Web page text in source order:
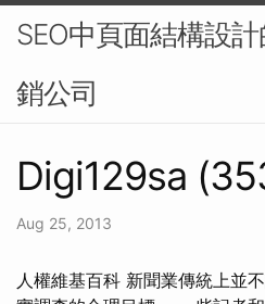
SEO中頁面結構設
銷公司
Digi129sa
Aug 25, 2013
人權維基百科 新聞業傳統上並